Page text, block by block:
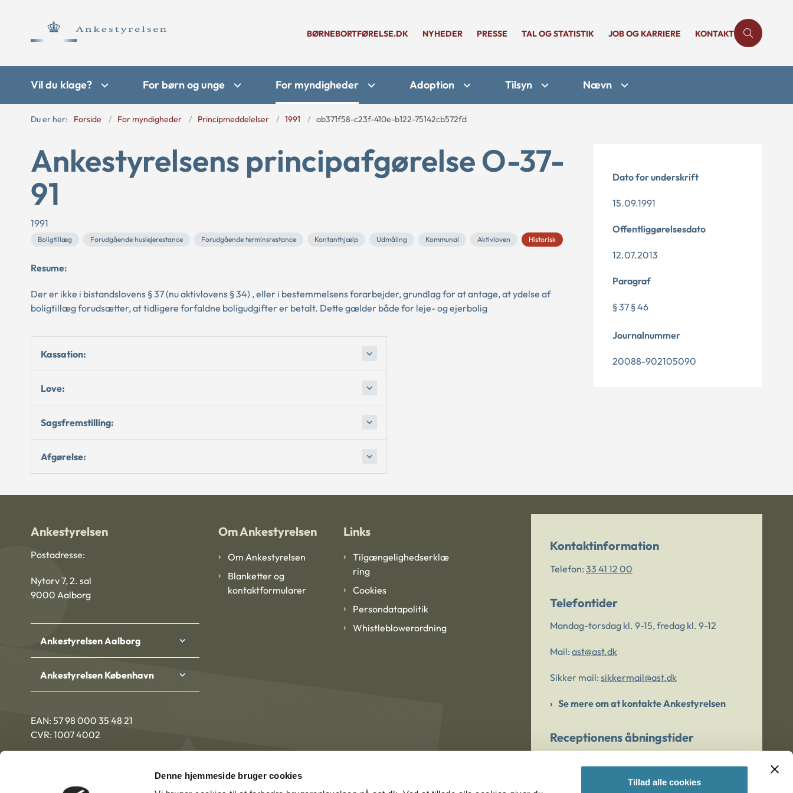
Denne hjemmeside bruger cookies
Tillad alle cookies
BØRNEBORTFØRELSE.DK NYHEDER PRESSE TAL OG STATISTIK JOB OG KARRIERE KONTAKT
Vil du klage? For børn og unge For myndigheder Adoption Tilsyn Nævn
Du er her: Forside For myndigheder Principmeddelelser 1991 ab371f58-c23f-410e-b122-75142cb572fd
Ankestyrelsens principafgørelse O-37-
91
1991
Boligtillæg Forudgående huslejerestance Forudgående terminsrestance Kontanthjælp Udmåling Kommunal Aktivloven Historisk
Resume:
Der er ikke i bistandslovens § 37 (nu aktivlovens § 34) , eller i bestemmelsens forarbejder, grundlag for at antage, at ydelse af
boligtillæg forudsætter, at tidligere forfaldne boligudgifter er betalt. Dette gælder både for leje- og ejerbolig
Kassation:
Love:
Sagsfremstilling:
Afgørelse:
Dato for underskrift
15.09.1991
Offentliggørelsesdato
12.07.2013
Paragraf
§ 37 § 46
Journalnummer
20088-902105090
Ankestyrelsen
Postadresse:
Nytorv 7, 2. sal
9000 Aalborg
Ankestyrelsen Aalborg
Ankestyrelsen København
EAN: 57 98 000 35 48 21
CVR: 1007 4002
Om Ankestyrelsen
Om Ankestyrelsen
Blanketter og
kontaktformularer
Links
Tilgængelighedserklæ
ring
Cookies
Persondatapolitik
Whistleblowerordning
Kontaktinformation
Telefon: 33 41 12 00
Telefontider
Mandag-torsdag kl. 9-15, fredag kl. 9-12
Mail: ast@ast.dk
Sikker mail: sikkermail@ast.dk
Se mere om at kontakte Ankestyrelsen
Receptionens åbningstider